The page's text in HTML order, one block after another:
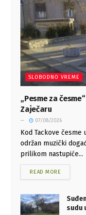
SLOBODNO VREME
„Pesme za
Zaječaru
07/08/2026
Kod Tackove česme
održan muzički
prilikom nastupiće...
READ MORE
sudu